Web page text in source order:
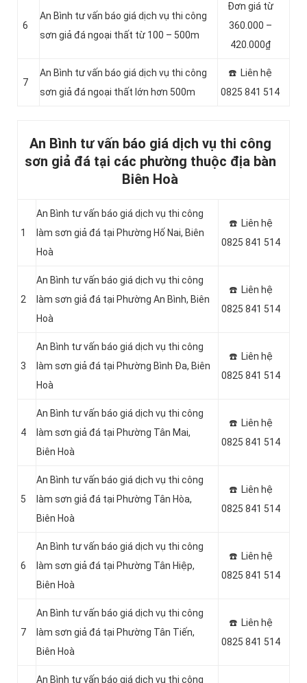
6
An Bình tư vấn báo giá dịch vụ thi công
sơn giả đá ngoại thất từ 100 – 500m
Đơn giá từ
360.000 –
420.000₫
7
An Bình tư vấn báo giá dịch vụ thi công
sơn giả đá ngoại thất lớn hơn 500m
☎️ Liên hệ
0825 841 514
An Bình tư vấn báo giá dịch vụ thi công
sơn giả đá tại các phường thuộc địa bàn
Biên Hoà
1
An Bình tư vấn báo giá dịch vụ thi công
làm sơn giả đá tại Phường Hố Nai, Biên
Hoà
☎️ Liên hệ
0825 841 514
2
An Bình tư vấn báo giá dịch vụ thi công
làm sơn giả đá tại Phường An Bình, Biên
Hoà
☎️ Liên hệ
0825 841 514
3
An Bình tư vấn báo giá dịch vụ thi công
làm sơn giả đá tại Phường Bình Đa, Biên
Hoà
☎️ Liên hệ
0825 841 514
4
An Bình tư vấn báo giá dịch vụ thi công
làm sơn giả đá tại Phường Tân Mai,
Biên Hoà
☎️ Liên hệ
0825 841 514
5
An Bình tư vấn báo giá dịch vụ thi công
làm sơn giả đá tại Phường Tân Hòa,
Biên Hoà
☎️ Liên hệ
0825 841 514
6
An Bình tư vấn báo giá dịch vụ thi công
làm sơn giả đá tại Phường Tân Hiệp,
Biên Hoà
☎️ Liên hệ
0825 841 514
7
An Bình tư vấn báo giá dịch vụ thi công
làm sơn giả đá tại Phường Tân Tiến,
Biên Hoà
☎️ Liên hệ
0825 841 514
An Bình tư vấn báo giá dịch vụ thi công